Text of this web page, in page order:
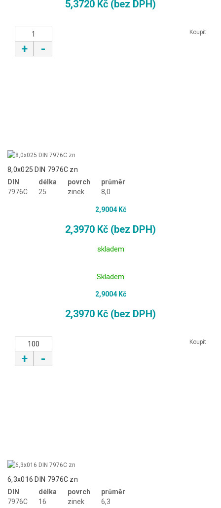
5,3720 Kč (bez DPH)
+ -
Koupit
8,0x025 DIN 7976C zn
DIN
7976C
délka
25
povrch
zinek
průměr
8,0
2,9004 Kč
2,3970 Kč (bez DPH)
skladem
Skladem
2,9004 Kč
2,3970 Kč (bez DPH)
+ -
Koupit
6,3x016 DIN 7976C zn
DIN
7976C
délka
16
povrch
zinek
průměr
6,3